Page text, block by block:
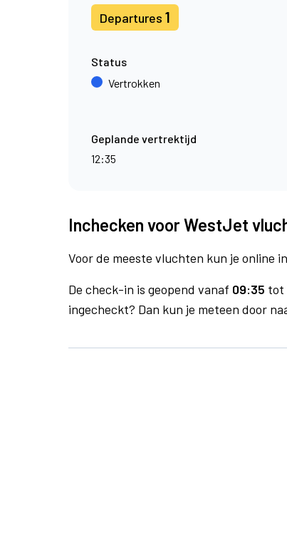
Departures 1
Status
Vertrokken
Geplande vertrektijd
12:35
Inchecken voor WestJet
Voor de meeste vluchten kun je online
De check-in is geopend vanaf 09:35 tot
ingecheckt? Dan kun je meteen door